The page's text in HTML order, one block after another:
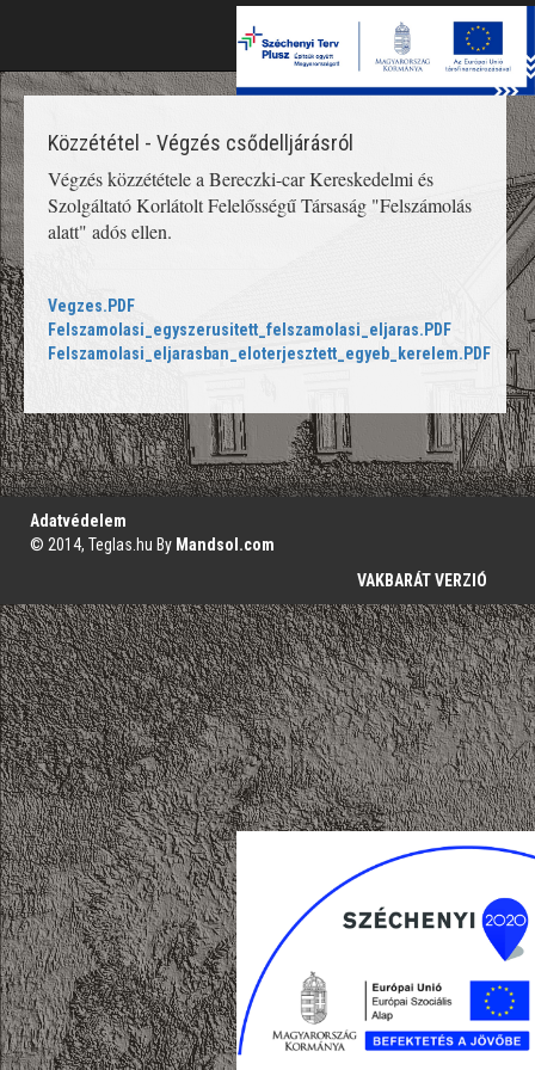
Közzététel - Végzés csődelljárásról
Végzés közzététele a Bereczki-car Kereskedelmi és
Szolgáltató Korlátolt Felelősségű Társaság "Felszámolás
alatt" adós ellen.
Vegzes.PDF
Felszamolasi_egyszerusitett_felszamolasi_eljaras.PDF
Felszamolasi_eljarasban_eloterjesztett_egyeb_kerelem.PDF
';
Adatvédelem
© 2014, Teglas.hu By Mandsol.com
VAKBARÁT VERZIÓ